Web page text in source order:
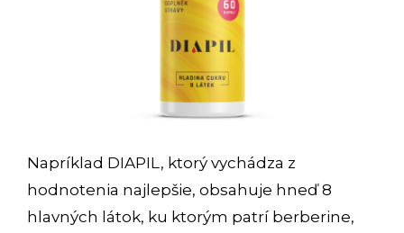
Napríklad DIAPIL, ktorý vychádza z
hodnotenia najlepšie, obsahuje hneď 8
hlavných látok, ku ktorým patrí berberine,